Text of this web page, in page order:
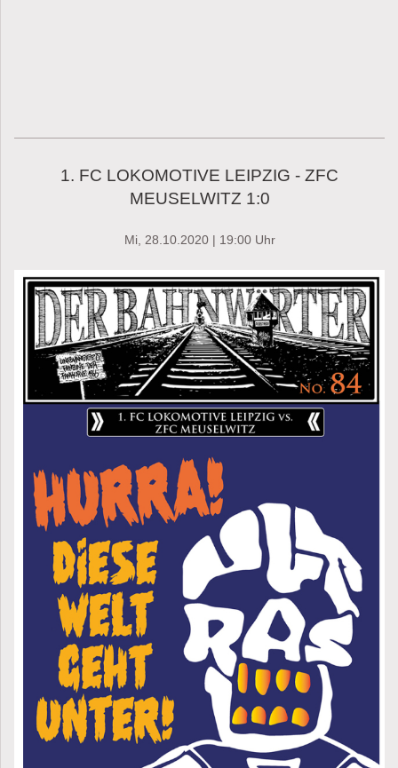
1. FC LOKOMOTIVE LEIPZIG - ZFC
MEUSELWITZ 1:0
Mi, 28.10.2020 | 19:00 Uhr